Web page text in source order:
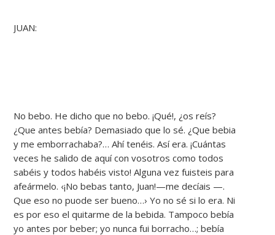
JUAN:
No bebo. He dicho que no bebo. ¡Qué!, ¿os reís?
¿Que antes bebía? Demasiado que lo sé. ¿Que bebia
y me emborrachaba?… Ahí tenéis. Así era. ¡Cuántas
veces he salido de aquí con vosotros como todos
sabéis y todos habéis visto! Alguna vez fuisteis para
afeármelo. ‹¡No bebas tanto, Juan!—me decíais —.
Que eso no puode ser bueno…› Yo no sé si lo era. Ni
es por eso el quitarme de la bebida. Tampoco bebía
yo antes por beber; yo nunca fui borracho…; bebía